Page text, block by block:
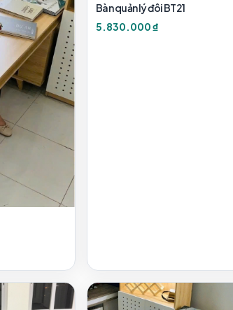
Bàn quản lý đôi BT21
5.830.000 ₫